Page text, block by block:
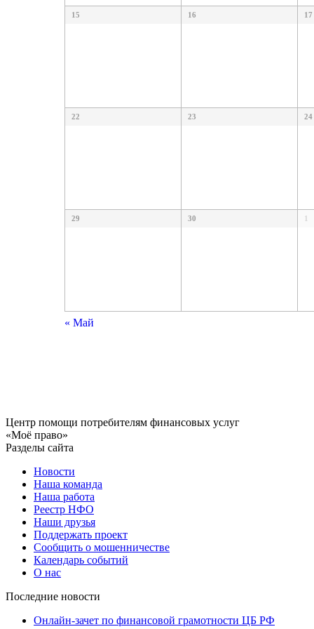
15 16 17
22 23 24
29 30 1
« Май
Центр помощи потребителям финансовых услуг
«Моё право»
Разделы сайта
Новости
Наша команда
Наша работа
Реестр НФО
Наши друзья
Поддержать проект
Сообщить о мошенничестве
Календарь событий
О нас
Последние новости
Онлайн-зачет по финансовой грамотности ЦБ РФ